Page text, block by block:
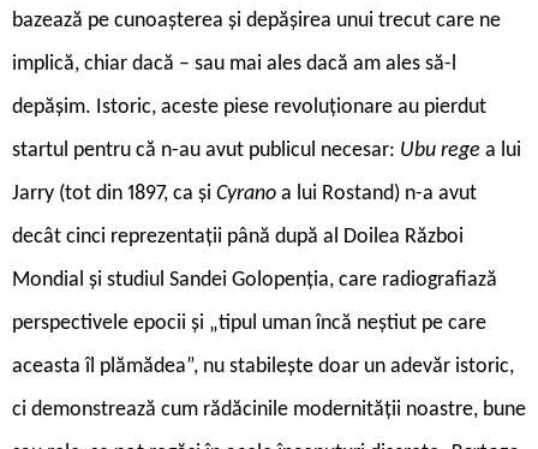
bazează pe cunoașterea și depășirea unui trecut care ne
implică, chiar dacă – sau mai ales dacă am ales să-l
depășim. Istoric, aceste piese revoluționare au pierdut
startul pentru că n-au avut publicul necesar: Ubu rege a lui
Jarry (tot din 1897, ca și Cyrano a lui Rostand) n-a avut
decât cinci reprezentații până după al Doilea Război
Mondial și studiul Sandei Golopenția, care radiografiază
perspectivele epocii și „tipul uman încă neștiut pe care
aceasta îl plămădea”, nu stabilește doar un adevăr istoric,
ci demonstrează cum rădăcinile modernității noastre, bune